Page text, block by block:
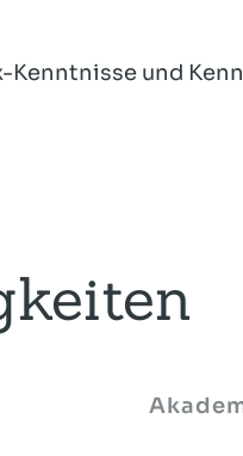
Kenntnisse und